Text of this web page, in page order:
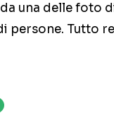
una delle foto
persone. Tutto